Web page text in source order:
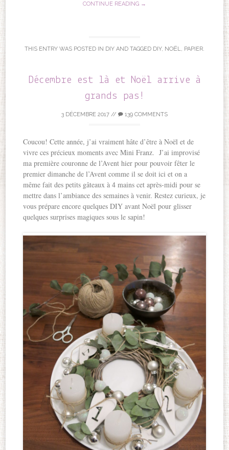
CONTINUE READING →
THIS ENTRY WAS POSTED IN DIY AND TAGGED DIY, NOËL, PAPIER.
Décembre est là et Noël arrive à
grands pas!
3 DÉCEMBRE 2017 // 139 COMMENTS
Coucou! Cette année, j’ai vraiment hâte d’être à Noël et de
vivre ces précieux moments avec Mini Franz. J’ai improvisé
ma première couronne de l’Avent hier pour pouvoir fêter le
premier dimanche de l’Avent comme il se doit ici et on a
même fait des petits gâteaux à 4 mains cet après-midi pour se
mettre dans l’ambiance des semaines à venir. Restez curieux, je
vous prépare encore quelques DIY avant Noël pour glisser
quelques surprises magiques sous le sapin!